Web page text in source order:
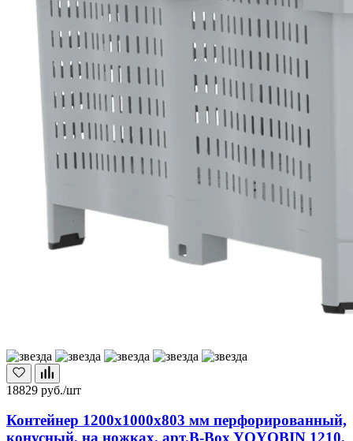
18829 руб./шт
Контейнер 1200х1000х803 мм перфорированный,